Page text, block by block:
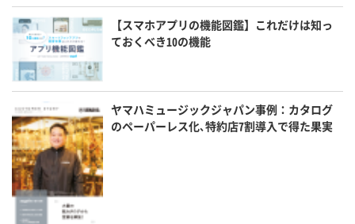
【スマホアプリの機能図鑑】これだけは知っ
ておくべき10の機能
ヤマハミュージックジャパン事例：カタログ
のペーパーレス化､特約店7割導入で得た果実